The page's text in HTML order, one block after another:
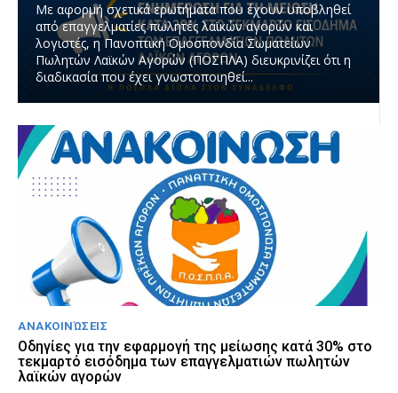
Με αφορμή σχετικά ερωτήματα που έχουν υποβληθεί
από επαγγελματίες πωλητές λαϊκών αγορών και
λογιστές, η Πανοπτική Ομοσπονδία Σωματείων
Πωλητών Λαϊκών Αγορών (ΠΟΣΠΛΑ) διευκρινίζει ότι η
διαδικασία που έχει γνωστοποιηθεί...
ΑΝΑΚΟΙΝΏΣΕΙΣ
Οδηγίες για την εφαρμογή της μείωσης κατά 30% στο
τεκμαρτό εισόδημα των επαγγελματιών πωλητών
λαϊκών αγορών